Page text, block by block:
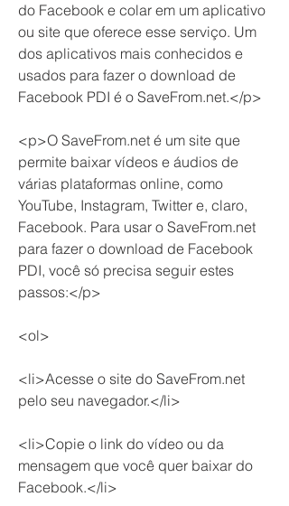
do Facebook e colar em um aplicativo
ou site que oferece esse serviço. Um
dos aplicativos mais conhecidos e
usados para fazer o download de
Facebook PDI é o SaveFrom.net.</p>
<p>O SaveFrom.net é um site que
permite baixar vídeos e áudios de
várias plataformas online, como
YouTube, Instagram, Twitter e, claro,
Facebook. Para usar o SaveFrom.net
para fazer o download de Facebook
PDI, você só precisa seguir estes
passos:</p>
<ol>
<li>Acesse o site do SaveFrom.net
pelo seu navegador.</li>
<li>Copie o link do vídeo ou da
mensagem que você quer baixar do
Facebook.</li>